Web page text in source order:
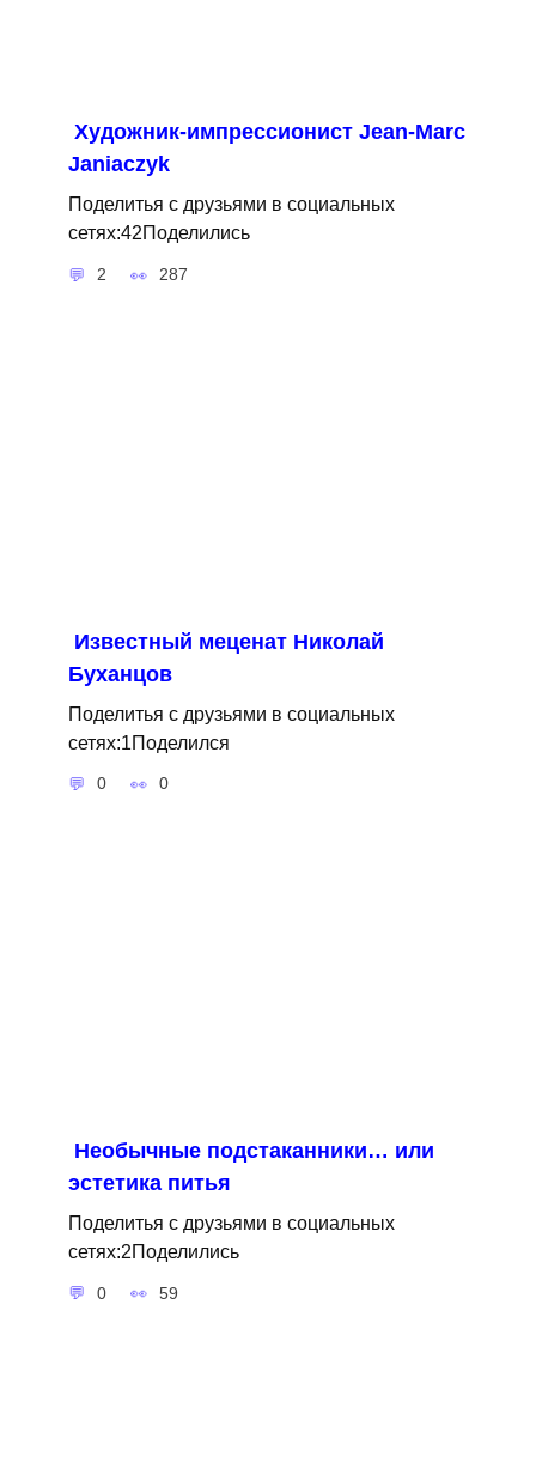
Художник-импрессионист Jean-Marc
Janiaczyk
Поделитья с друзьями в социальных
сетях:42Поделились
2 287
Известный меценат Николай
Буханцов
Поделитья с друзьями в социальных
сетях:1Поделился
0 0
Необычные подстаканники… или
эстетика питья
Поделитья с друзьями в социальных
сетях:2Поделились
0 59